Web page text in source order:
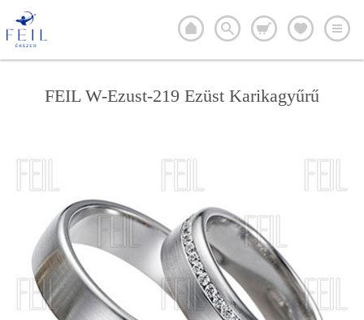
FEIL W-Ezust-219 Ezüst Karikagyűrű